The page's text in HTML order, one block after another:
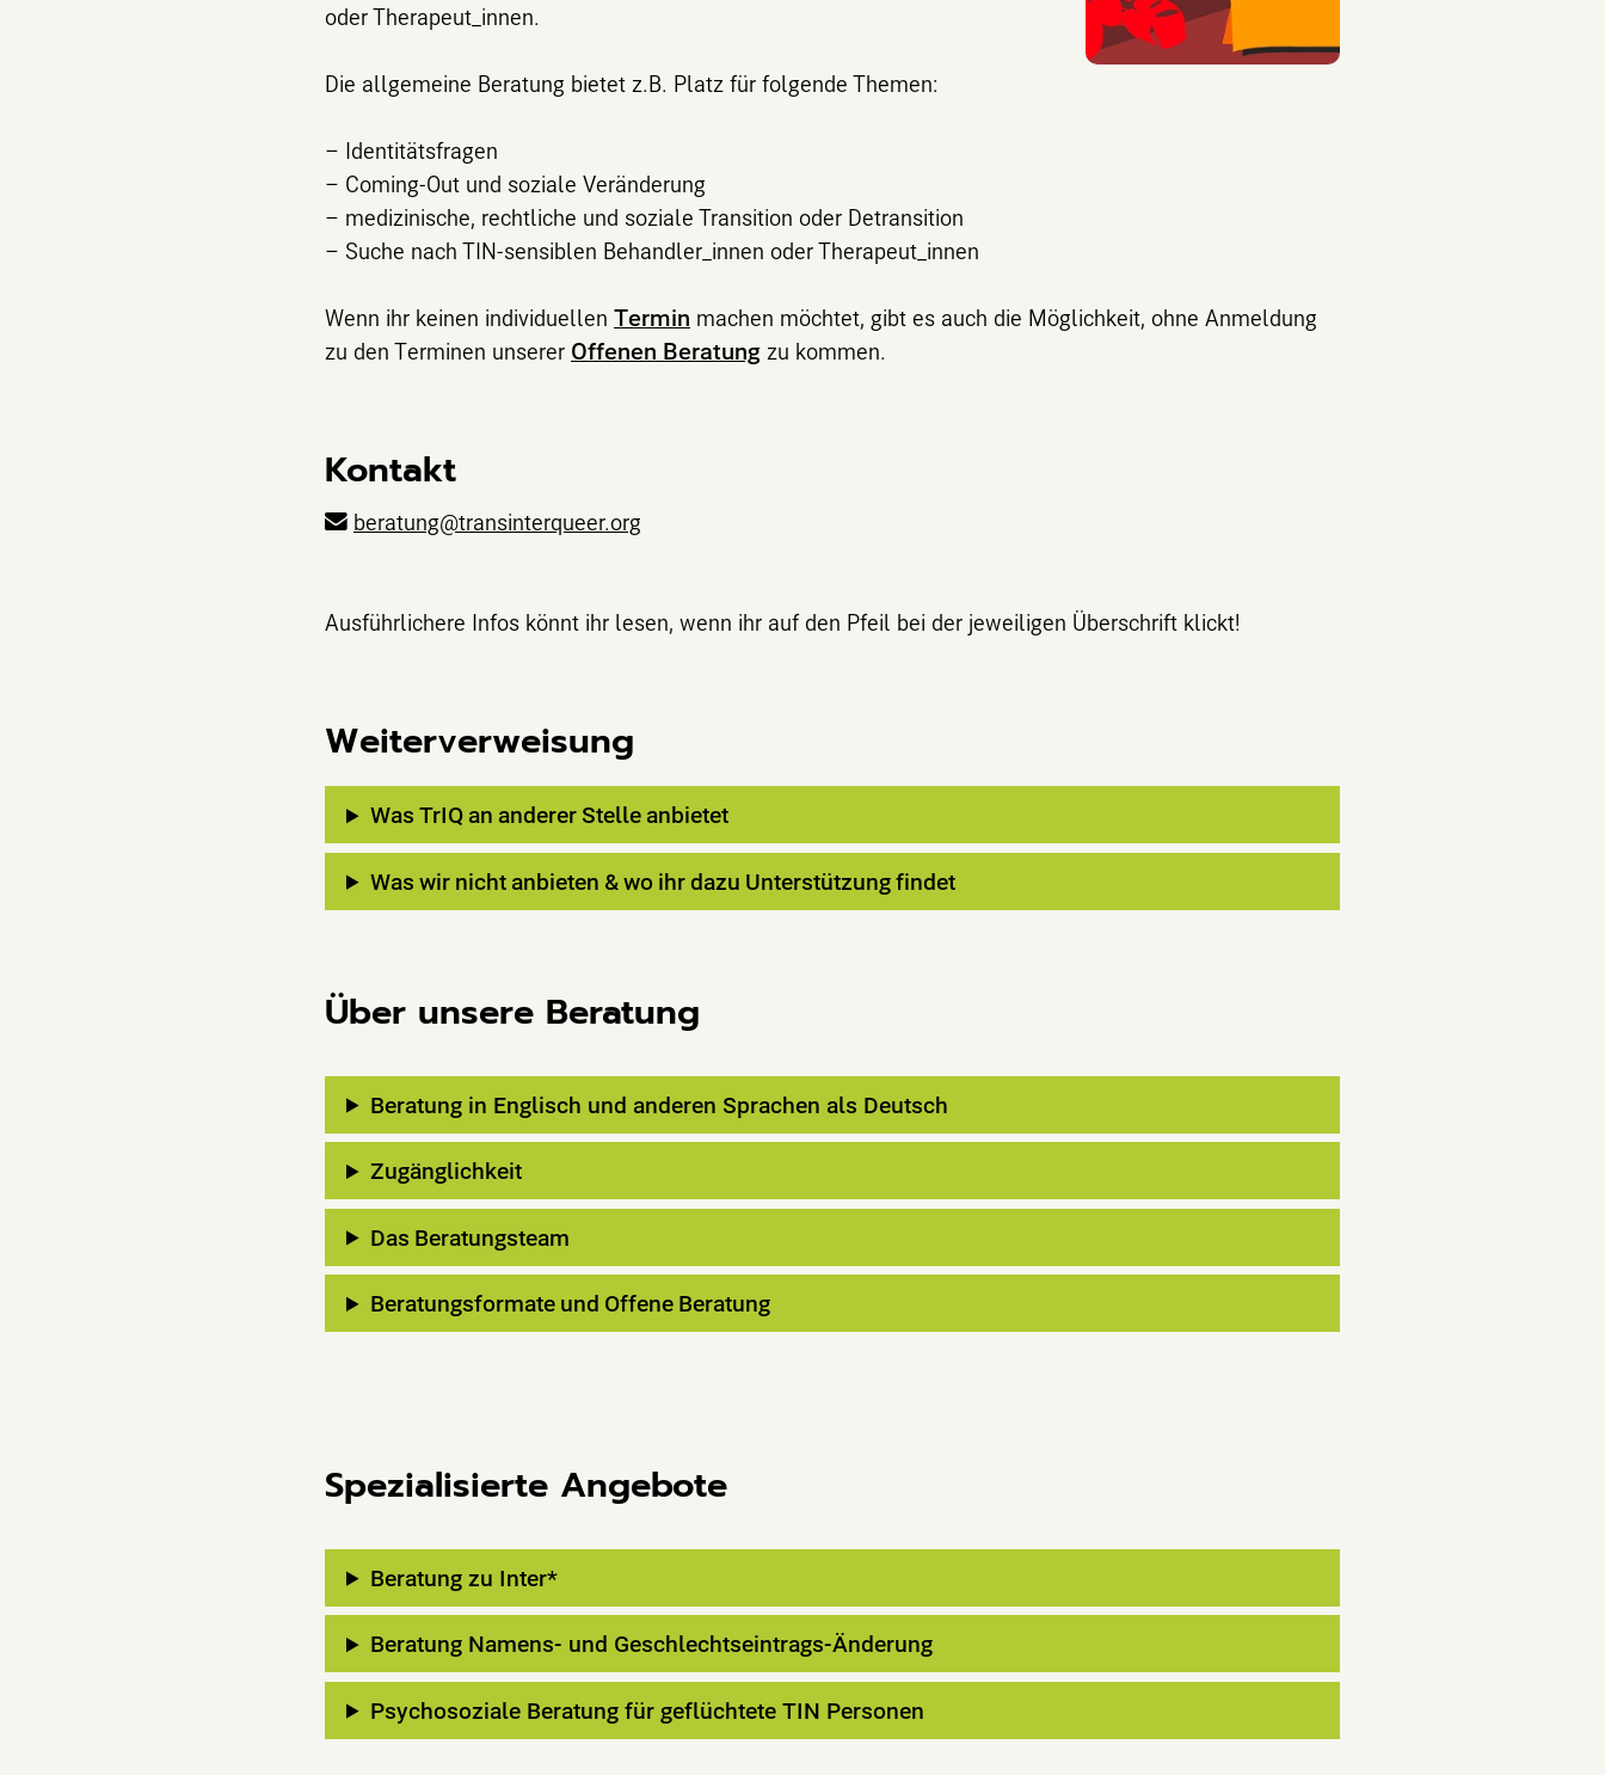
oder Therapeut_innen.
Die allgemeine Beratung bietet z.B. Platz für folgende Themen:
– Identitätsfragen
– Coming-Out und soziale Veränderung
– medizinische, rechtliche und soziale Transition oder Detransition
– Suche nach TIN-sensiblen Behandler_innen oder Therapeut_innen
Wenn ihr keinen individuellen Termin machen möchtet, gibt es auch die Möglichkeit, ohne Anmeldung
zu den Terminen unserer Offenen Beratung zu kommen.
Kontakt
beratung@transinterqueer.org
Ausführlichere Infos könnt ihr lesen, wenn ihr auf den Pfeil bei der jeweiligen Überschrift klickt!
Weiterverweisung
Was TrIQ an anderer Stelle anbietet
Was wir nicht anbieten &wo ihrdazu Unterstützungfindet
Über unsere Beratung
Beratung in Englisch und anderen Sprachen als Deutsch
Zugänglichkeit
Das Beratungsteam
Beratungsformate und Offene Beratung
Spezialisierte Angebote
Beratung zu Inter*
Beratung Namens- und Geschlechtseintrags-Änderung
Psychosoziale Beratung für geflüchtete TIN Personen